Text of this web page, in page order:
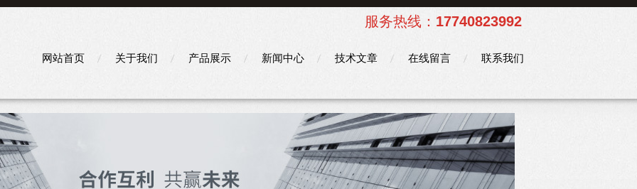
服务热线： 17740823992
网站首页 关于我们 产品展示 新闻中心 技术文章 在线留言 联系我们